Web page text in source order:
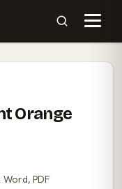
Orange
PDF